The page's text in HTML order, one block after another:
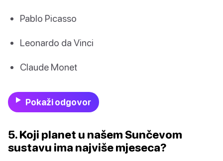
Pablo Picasso
Leonardo da Vinci
Claude Monet
Pokaži odgovor
5. Koji planet u našem Sunčevom
sustavu ima najviše mjeseca?